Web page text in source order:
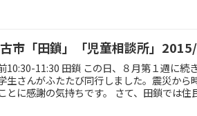
市「田鎖」「児童相談所」
10:30-11:30 田鎖 この日、８月第１週に続
生さんがふたたび同行しました。震災か
とに感謝の気持ちです。 さて、田鎖では住